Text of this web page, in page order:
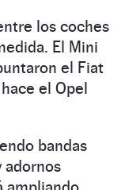
los coches
El Mini
el Fiat
el Opel
bandas
adornos